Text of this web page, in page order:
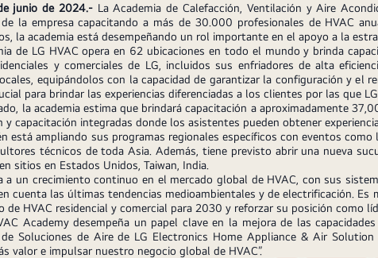
junio de 2024.- La Academia de Calefacción, Ventilación y Aire
la empresa capacitando a más de 30.000 profesionales de HVAC
la academia está desempeñando un rol importante en el apoyo a la
de LG HVAC opera en 62 ubicaciones en todo el mundo y brinda
y comerciales de LG, incluidos sus enfriadores de alta
equipándolos con la capacidad de garantizar la configuración y el
para brindar las experiencias diferenciadas a los clientes por las que
la academia estima que brindará capacitación a aproximadamente
y capacitación integradas donde los asistentes pueden obtener
está ampliando sus programas regionales específicos con eventos
técnicos de toda Asia. Además, tiene previsto abrir una nueva
sitios en Estados Unidos, Taiwan, India.
a un crecimiento continuo en el mercado global de HVAC, con sus
cuenta las últimas tendencias medioambientales y de electrificación.
de HVAC residencial y comercial para 2030 y reforzar su posición como
Academy desempeña un papel clave en la mejora de las
Soluciones de Aire de LG Electronics Home Appliance & Air
valor e impulsar nuestro negocio global de HVAC”.